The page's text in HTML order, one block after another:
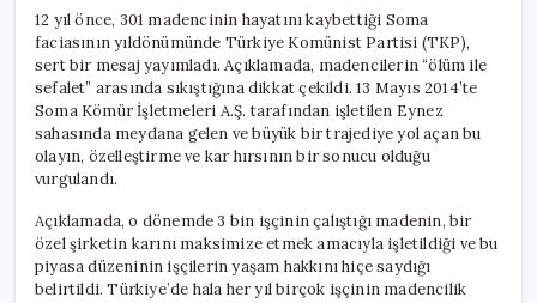
Madenlerimiz
ve
Halkımız
Satılık
Değil
için
12 yıl önce, 301 madencinin hayatını kaybettiği Soma
faciasının yıldönümünde Türkiye Komünist Partisi (TKP),
sert bir mesaj yayımladı. Açıklamada, madencilerin “ölüm ile
sefalet” arasında sıkıştığına dikkat çekildi. 13 Mayıs 2014’te
Soma Kömür İşletmeleri A.Ş. tarafından işletilen Eynez
sahasında meydana gelen ve büyük bir trajediye yol açan bu
olayın, özelleştirme ve kar hırsının bir sonucu olduğu
vurgulandı.
Açıklamada, o dönemde 3 bin işçinin çalıştığı madenin, bir
özel şirketin karını maksimize etmek amacıyla işletildiği ve bu
piyasa düzeninin işçilerin yaşam hakkını hiçe saydığı
belirtildi. Türkiye’de hala her yıl birçok işçinin madencilik